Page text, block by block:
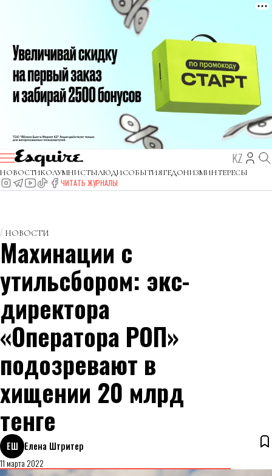
KZ
НОВОСТИКОЛУМНИСТЫЛЮДИСОБЫТИЯГЕДОНИЗМИНТЕРЕСЫ
ЧИТАТЬ ЖУРНАЛЫ
НОВОСТИ
Махинации с
утильсбором: экс-
директора
«Оператора РОП»
подозревают в
хищении 20 млрд
тенге
ЕШ Елена Штритер
11 марта 2022